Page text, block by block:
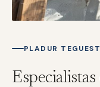
PLADUR